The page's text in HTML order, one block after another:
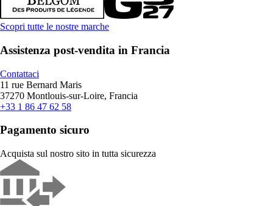
Scopri tutte le nostre marche
Assistenza post-vendita in Francia
Contattaci
11 rue Bernard Maris
37270 Montlouis-sur-Loire, Francia
+33 1 86 47 62 58
Pagamento sicuro
Acquista sul nostro sito in tutta sicurezza